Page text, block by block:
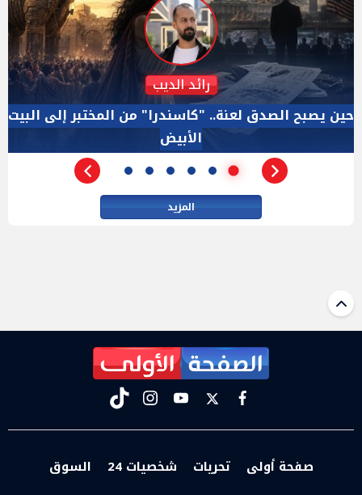
دكتور نزيه الحكيم
الإجازة البرلمانية ليست إجازة من الرقابة.. والسؤال ليس
الأداة الوحيده بعد فض الانعقاد
المزيد
facebook
twitter
youtube
instagram
tiktok
صفحة أولى تحريات شخصيات 24
السوق